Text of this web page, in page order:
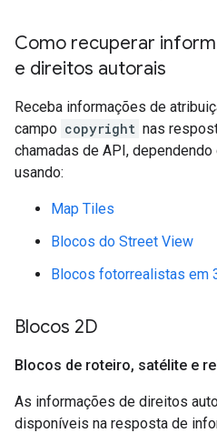
Como recuperar
e direitos autorais
Receba informações de
campo copyright nas
chamadas de API,
usando:
Map Tiles
Blocos do Street View
Blocos fotorrealistas em
Blocos 2D
Blocos de roteiro, satélite e
As informações de direitos
disponíveis na resposta de